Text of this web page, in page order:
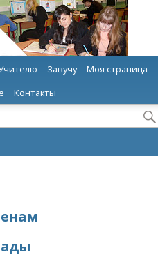
Завучу
Моя страница
Контакты